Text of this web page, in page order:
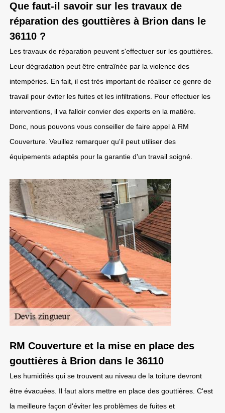
Que faut-il savoir sur les travaux de
réparation des gouttières à Brion dans le
36110 ?
Les travaux de réparation peuvent s'effectuer sur les gouttières.
Leur dégradation peut être entraînée par la violence des
intempéries. En fait, il est très important de réaliser ce genre de
travail pour éviter les fuites et les infiltrations. Pour effectuer les
interventions, il va falloir convier des experts en la matière.
Donc, nous pouvons vous conseiller de faire appel à RM
Couverture. Veuillez remarquer qu'il peut utiliser des
équipements adaptés pour la garantie d'un travail soigné.
RM Couverture et la mise en place des
gouttières à Brion dans le 36110
Les humidités qui se trouvent au niveau de la toiture devront
être évacuées. Il faut alors mettre en place des gouttières. C'est
la meilleure façon d'éviter les problèmes de fuites et